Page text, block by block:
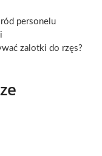
personelu
zalotki do rzęs?